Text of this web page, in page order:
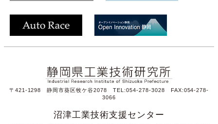
〒421-1298 静岡市葵区牧ケ谷2078 TEL:054-278-3028 FAX:054-278-
3066
沼津工業技術支援センター